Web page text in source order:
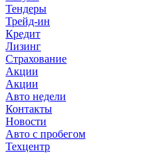
Тендеры
Трейд-ин
Кредит
Лизинг
Страхование
Акции
Акции
Авто недели
Контакты
Новости
Авто с пробегом
Техцентр